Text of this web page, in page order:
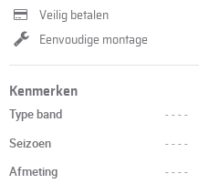
Veilig betalen
Eenvoudige montage
Kenmerken
Type band ----
Seizoen
----
Afmeting
----